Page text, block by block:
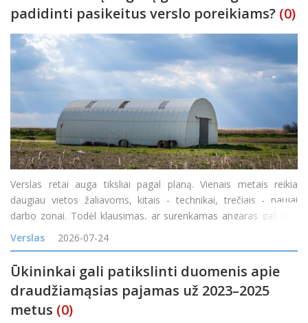
padidinti pasikeitus verslo poreikiams? (0)
Verslas retai auga tiksliai pagal planą. Vienais metais reikia
daugiau vietos žaliavoms, kitais - technikai, trečiais - naujai
darbo zonai. Todėl klausimas, ar surenkamas angaras gali būti
padidintas, yra labai praktiškas. Atsakymas dažniausiai priklauso
nuo konstrukcijos tipo, pradinio proje
Verslas 2026-07-24
Ūkininkai gali patikslinti duomenis apie
draudžiamąsias pajamas už 2023–2025
metus (0)